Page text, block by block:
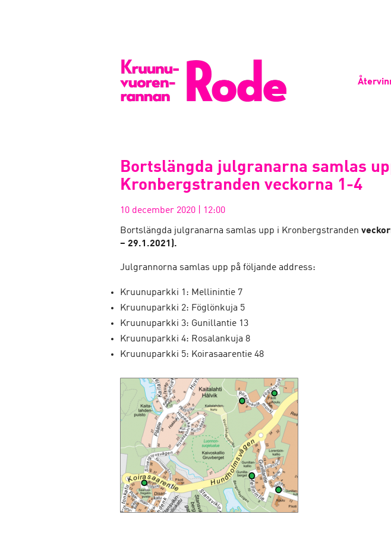
Bortslängda julgranarna samlas
Kronbergstranden veckorna 1-4
10 december 2020 12:00
Bortslängda julgranarna samlas upp i Kronbergstranden
– 29.1.2021).
Julgrannorna samlas upp på följande address:
Kruunuparkki 1: Mellinintie 7
Kruunuparkki 2: Föglönkuja 5
Kruunuparkki 3: Gunillantie 13
Kruunuparkki 4: Rosalankuja 8
Kruunuparkki 5: Koirasaarentie 48